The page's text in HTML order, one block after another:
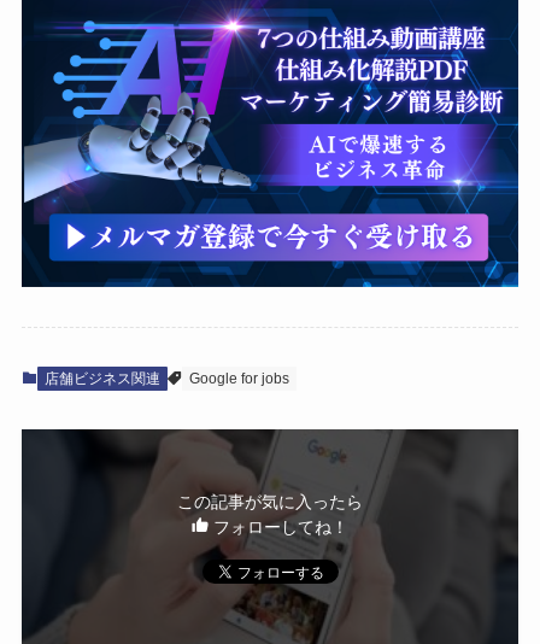
店舗ビジネス関連 Google for jobs
この記事が気に入ったら
フォローしてね！